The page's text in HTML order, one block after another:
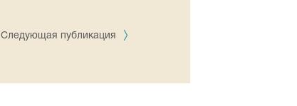
Следующая публикация